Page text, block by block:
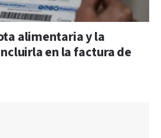
alimentaria y la
en la factura de